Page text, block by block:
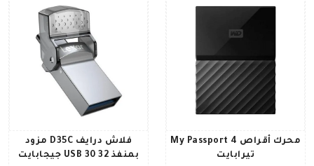
محرك أقراص My Passport 4
تيرابايت
فلاش درايف D35C مزود
بمنفذ USB 30 32 جيجابايت